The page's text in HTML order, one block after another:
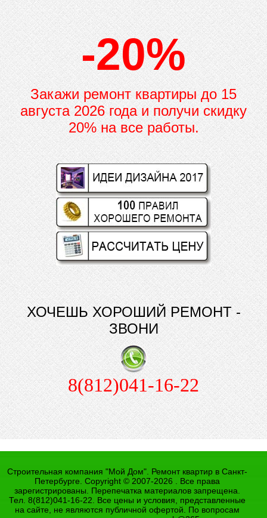
-20%
Закажи ремонт квартиры до 15
августа 2026 года и получи скидку
20% на все работы.
ХОЧЕШЬ ХОРОШИЙ РЕМОНТ -
ЗВОНИ
8(812)041-16-22
Строительная компания "Мой Дом". Ремонт квартир в Санкт-
Петербурге. Copyright © 2007-2026 . Все права
зарегистрированы. Перепечатка материалов запрещена.
Тел. 8(812)041-16-22. Все цены и условия, представленные
на сайте, не являются публичной офертой. По вопросам